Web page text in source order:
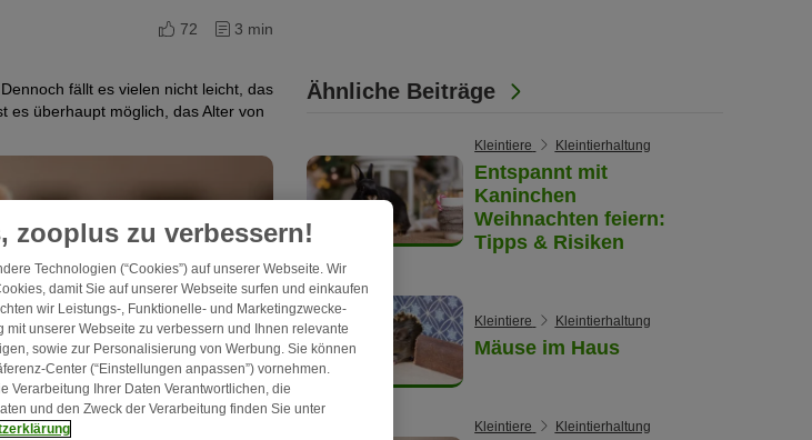
72 3 min
fällt es vielen nicht leicht, das
es überhaupt möglich, das Alter von
Ähnliche Beiträge
Kleintiere Kleintierhaltung
Entspannt mit
Kaninchen
Weihnachten feiern:
Tipps & Risiken
Kleintiere Kleintierhaltung
Mäuse im Haus
Kleintiere Kleintierhaltung
zooplus zu verbessern!
Technologien (“Cookies”) auf unserer Webseite. Wir
damit Sie auf unserer Webseite surfen und einkaufen
wir Leistungs-, Funktionelle- und Marketingzwecke-
unserer Webseite zu verbessern und Ihnen relevante
sowie zur Personalisierung von Werbung. Sie können
Center (“Einstellungen anpassen”) vornehmen.
Verarbeitung Ihrer Daten Verantwortlichen, die
und den Zweck der Verarbeitung finden Sie unter